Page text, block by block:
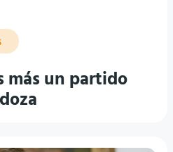
más un partido